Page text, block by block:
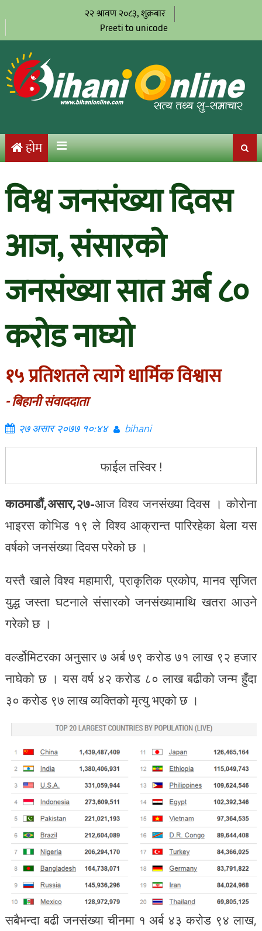
२२ श्रावण २०८३, शुक्रबार
Preeti to unicode
होम
विश्व जनसंख्या दिवस
आज, संसारको
जनसंख्या सात अर्ब ८०
करोड नाघ्यो
१५ प्रतिशतले त्यागे धार्मिक विश्वास
- बिहानी संवाददाता
२७ असार २०७७ १०:४४ bihani
फाईल तस्विर !
काठमाडौं,असार,२७-आज विश्व जनसंख्या दिवस । कोरोना
भाइरस कोभिड १९ ले विश्व आक्रान्त पारिरहेका बेला यस
वर्षको जनसंख्या दिवस परेको छ ।
यस्तै खाले विश्व महामारी, प्राकृतिक प्रकोप, मानव सृजित
युद्ध जस्ता घटनाले संसारको जनसंख्यामाथि खतरा आउने
गरेको छ ।
वर्ल्डोमिटरका अनुसार ७ अर्ब ७९ करोड ७१ लाख ९२ हजार
नाघेको छ । यस वर्ष ४२ करोड ८० लाख बढीको जन्म हुँदा
३० करोड ९७ लाख व्यक्तिको मृत्यु भएको छ ।
सबैभन्दा बढी जनसंख्या चीनमा १ अर्ब ४३ करोड ९४ लाख,